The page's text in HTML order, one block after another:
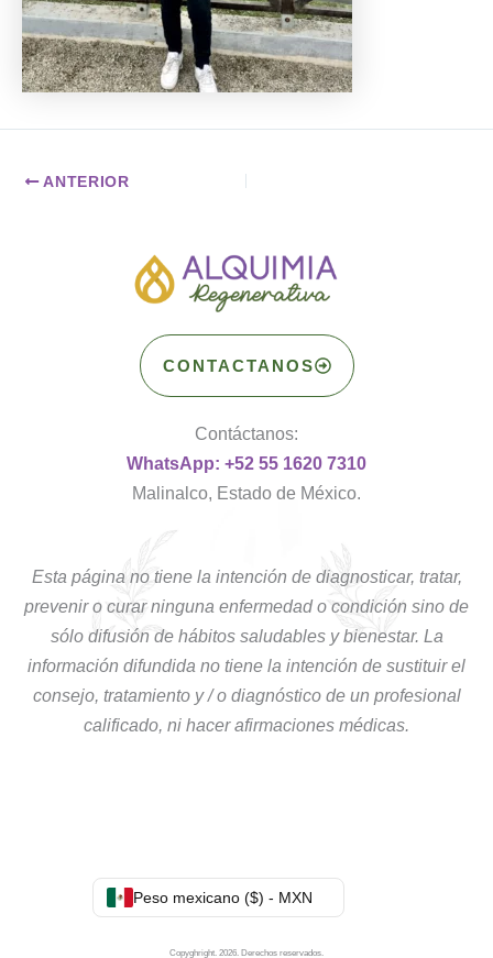
ANTERIOR
CONTACTANOS
Contáctanos:
WhatsApp: +52 55 1620 7310
Malinalco, Estado de México.
Esta página no tiene la intención de diagnosticar, tratar,
prevenir o curar ninguna enfermedad o condición sino de
sólo difusión de hábitos saludables y bienestar. La
información difundida no tiene la intención de sustituir el
consejo, tratamiento y / o diagnóstico de un profesional
calificado, ni hacer afirmaciones médicas.
Peso mexicano ($) - MXN
Copyghright. 2026. Derechos reservados.